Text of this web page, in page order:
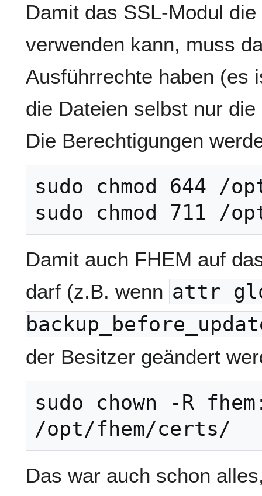
Damit das SSL-Modul
verwenden kann, muss
Ausführrechte haben (es
die Dateien selbst nur
Die Berechtigungen
sudo chmod 644 /
Damit auch FHEM auf
darf (z.B. wenn attr
der Besitzer geändert
sudo chown -R
Das war auch schon